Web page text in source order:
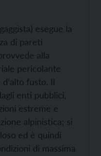
esegue la
di pareti
alla
pericolante
fusto. Il
enti pubblici,
estreme e
alpinistica; si
ed è quindi
di massima